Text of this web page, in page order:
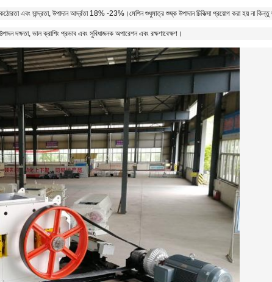
এবং সান্দ্রতা, উপাদান আর্দ্রতা 18% -23%।মেশিন শুধুমাত্র শুষ্ক উপাদান চিকিত্সা প্রয়োগ করা হয় না
দক্ষতা, ভাল ক্রাশিং প্রভাব এবং সুবিধাজনক অপারেশন এবং রক্ষণাবেক্ষণ।